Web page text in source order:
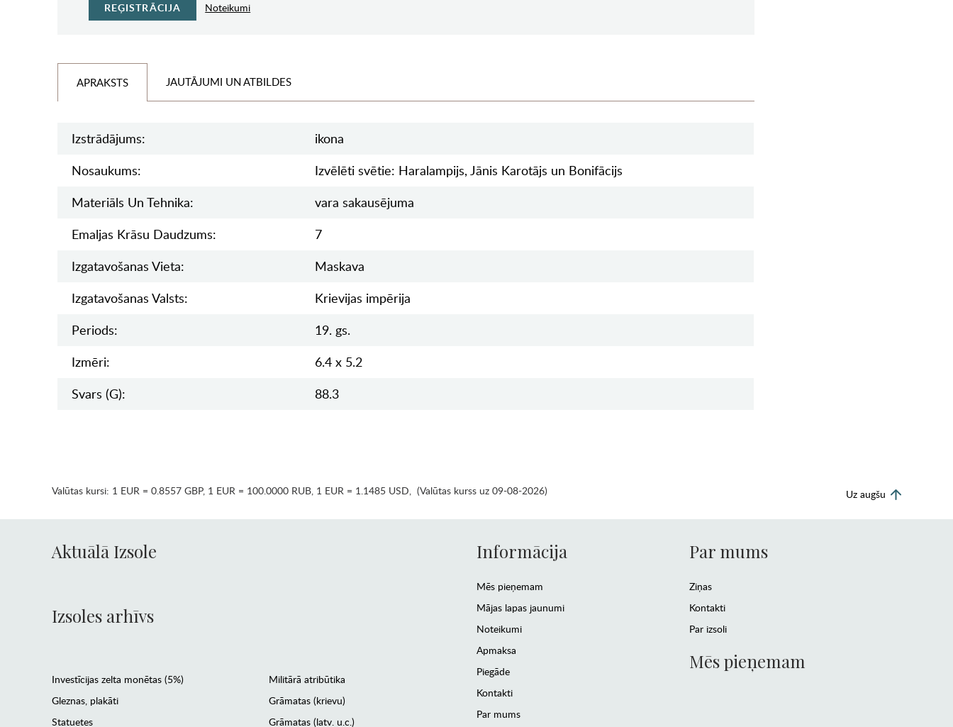
REĢISTRĀCIJA Noteikumi
APRAKSTS JAUTĀJUMI UN ATBILDES
Izstrādājums:
ikona
Nosaukums:
Izvēlēti svētie: Haralampijs, Jānis Karotājs un Bonifācijs
Materiāls Un Tehnika:
vara sakausējuma
Emaljas Krāsu Daudzums:
7
Izgatavošanas Vieta:
Maskava
Izgatavošanas Valsts:
Krievijas impērija
Periods:
19. gs.
Izmēri:
6.4 x 5.2
Svars (g):
88.3
Valūtas kursi: 1 EUR = 0.8557 GBP, 1 EUR = 100.0000 RUB, 1 EUR = 1.1485 USD, (Valūtas kurss uz 09-08-2026) Uz augšu
Aktuālā Izsole
Izsoles arhīvs
Investīcijas zelta monētas (5%)
Gleznas, plakāti
Statuetes
Militārā atribūtika
Grāmatas (krievu)
Grāmatas (latv. u.c.)
Informācija
Mēs pieņemam
Mājas lapas jaunumi
Noteikumi
Apmaksa
Piegāde
Kontakti
Par mums
Par mums
Ziņas
Kontakti
Par izsoli
Mēs pieņemam